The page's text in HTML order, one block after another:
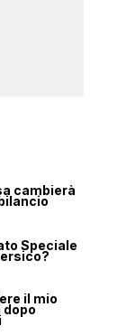
cambierà
Speciale
il mio
dopo